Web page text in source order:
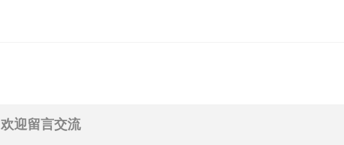
欢迎留言交流